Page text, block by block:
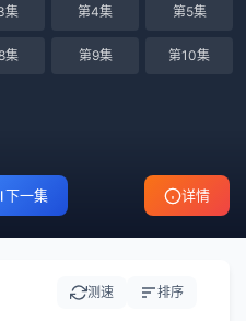
集 第4集 第5集
集 第9集 第10集
下一集 详情
测速 排序